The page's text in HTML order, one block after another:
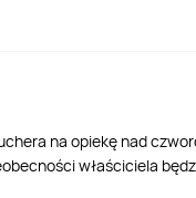
na opiekę nad
właściciela